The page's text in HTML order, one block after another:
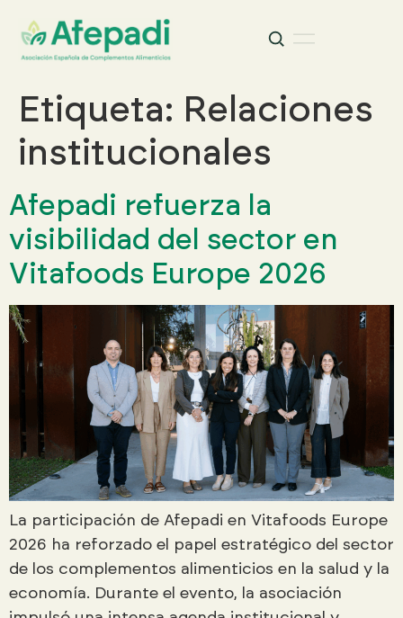
Buscar
Etiqueta: Relaciones
institucionales
Afepadi refuerza la
visibilidad del sector en
Vitafoods Europe 2026
La participación de Afepadi en Vitafoods Europe
2026 ha reforzado el papel estratégico del sector
de los complementos alimenticios en la salud y la
economía. Durante el evento, la asociación